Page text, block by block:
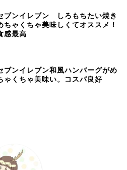
ブンイレブン しろもちたい焼き
ちゃくちゃ美味しくてオススメ！
感最高
ブンイレブン和風ハンバーグがめ
ゃくちゃ美味い。コスパ良好